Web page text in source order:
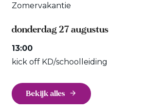
Zomervakantie
donderdag27augustus
13:00
kick off KD/schoolleiding
Bekijk alles arrow_forward